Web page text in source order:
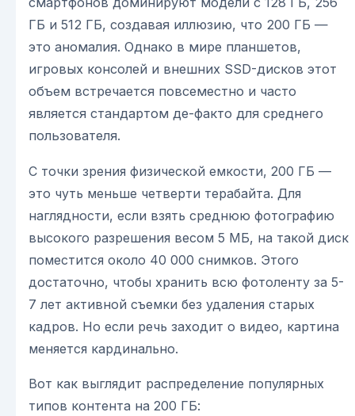
ГБ и 512 ГБ, создавая иллюзию, что 200 ГБ —
это аномалия. Однако в мире планшетов,
игровых консолей и внешних SSD-дисков этот
объем встречается повсеместно и часто
является стандартом де-факто для среднего
пользователя.
С точки зрения физической емкости, 200 ГБ —
это чуть меньше четверти терабайта. Для
наглядности, если взять среднюю фотографию
высокого разрешения весом 5 МБ, на такой диск
поместится около 40 000 снимков. Этого
достаточно, чтобы хранить всю фотоленту за 5-
7 лет активной съемки без удаления старых
кадров. Но если речь заходит о видео, картина
меняется кардинально.
Вот как выглядит распределение популярных
типов контента на 200 ГБ: